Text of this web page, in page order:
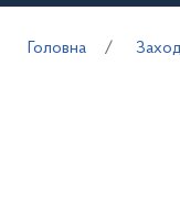
Головна